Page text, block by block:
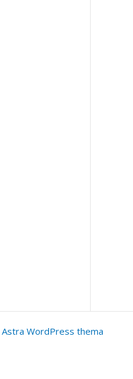
Astra WordPress thema